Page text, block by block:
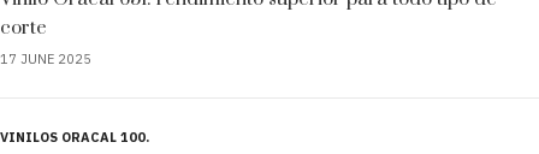
corte
17 JUNE 2025
VINILOS ORACAL 100